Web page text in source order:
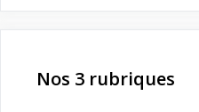
Nos 3 rubriques